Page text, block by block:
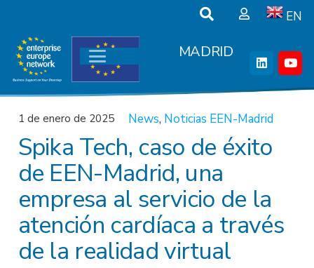
EN
MADRID
1 de enero de 2025 News, Noticias EEN-Madrid
Spika Tech, caso de éxito
de EEN-Madrid, una
empresa al servicio de la
atención cardíaca a través
de la realidad virtual